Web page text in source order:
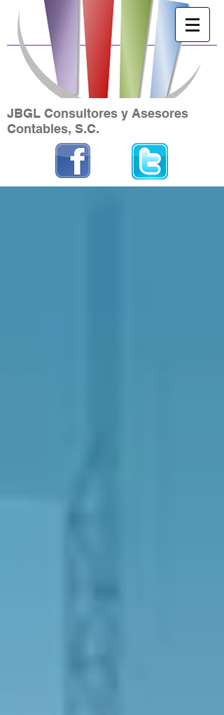
JBGL Consultores y Asesores
Contables, S.C.